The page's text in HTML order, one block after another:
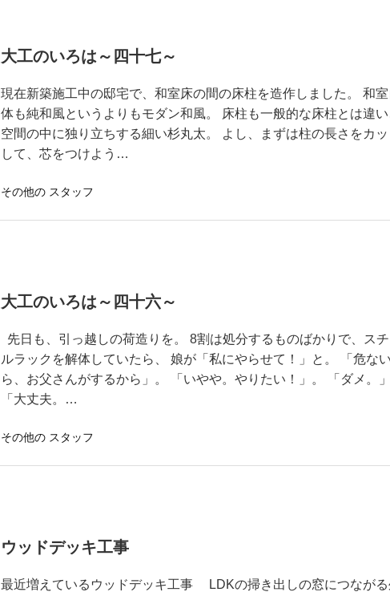
大工のいろは～四十七～
現在新築施工中の邸宅で、和室床の間の床柱を造作しました。 和室
体も純和風というよりもモダン和風。 床柱も一般的な床柱とは違い
空間の中に独り立ちする細い杉丸太。 よし、まずは柱の長さをカッ
して、芯をつけよう…
その他の スタッフ
大工のいろは～四十六～
先日も、引っ越しの荷造りを。 8割は処分するものばかりで、ス
ルラックを解体していたら、 娘が「私にやらせて！」と。 「危な
ら、お父さんがするから」。 「いやや。やりたい！」。 「ダメ。」
「大丈夫。…
その他の スタッフ
ウッドデッキ工事
最近増えているウッドデッキ工事 LDKの掃き出しの窓につなが